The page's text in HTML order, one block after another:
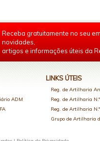
Receba gratuitamente no seu
novidades,
artigos e informações úteis da
ADM
LINKS ÚTEIS
Reg. de Artilharia
Reg. de Artilharia
Reg. de Artilharia
Grupo de Artilharia